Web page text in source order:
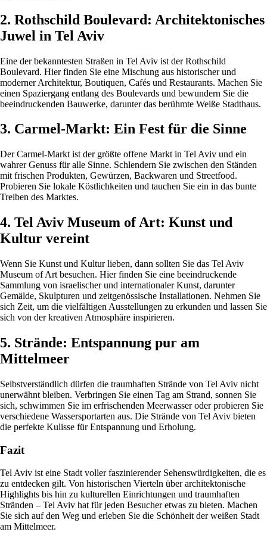
2. Rothschild Boulevard: Architektonisches
Juwel in Tel Aviv
Eine der bekanntesten Straßen in Tel Aviv ist der Rothschild
Boulevard. Hier finden Sie eine Mischung aus historischer und
moderner Architektur, Boutiquen, Cafés und Restaurants. Machen Sie
einen Spaziergang entlang des Boulevards und bewundern Sie die
beeindruckenden Bauwerke, darunter das berühmte Weiße Stadthaus.
3. Carmel-Markt: Ein Fest für die Sinne
Der Carmel-Markt ist der größte offene Markt in Tel Aviv und ein
wahrer Genuss für alle Sinne. Schlendern Sie zwischen den Ständen
mit frischen Produkten, Gewürzen, Backwaren und Streetfood.
Probieren Sie lokale Köstlichkeiten und tauchen Sie ein in das bunte
Treiben des Marktes.
4. Tel Aviv Museum of Art: Kunst und
Kultur vereint
Wenn Sie Kunst und Kultur lieben, dann sollten Sie das Tel Aviv
Museum of Art besuchen. Hier finden Sie eine beeindruckende
Sammlung von israelischer und internationaler Kunst, darunter
Gemälde, Skulpturen und zeitgenössische Installationen. Nehmen Sie
sich Zeit, um die vielfältigen Ausstellungen zu erkunden und lassen Sie
sich von der kreativen Atmosphäre inspirieren.
5. Strände: Entspannung pur am
Mittelmeer
Selbstverständlich dürfen die traumhaften Strände von Tel Aviv nicht
unerwähnt bleiben. Verbringen Sie einen Tag am Strand, sonnen Sie
sich, schwimmen Sie im erfrischenden Meerwasser oder probieren Sie
verschiedene Wassersportarten aus. Die Strände von Tel Aviv bieten
die perfekte Kulisse für Entspannung und Erholung.
Fazit
Tel Aviv ist eine Stadt voller faszinierender Sehenswürdigkeiten, die es
zu entdecken gilt. Von historischen Vierteln über architektonische
Highlights bis hin zu kulturellen Einrichtungen und traumhaften
Stränden – Tel Aviv hat für jeden Besucher etwas zu bieten. Machen
Sie sich auf den Weg und erleben Sie die Schönheit der weißen Stadt
am Mittelmeer.